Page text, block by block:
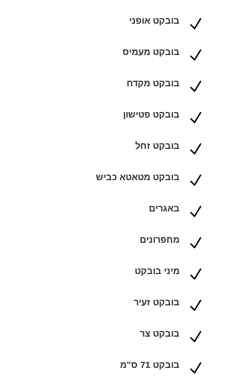
N בובקט אופני
N בובקט מעמיס
N בובקט מקדח
N בובקט פטישון
N בובקט זחל
N בובקט מטאטא כביש
N באגרים
N מחפרונים
N מיני בובקט
N בובקט זעיר
N בובקט צר
N בובקט 71 ס"מ